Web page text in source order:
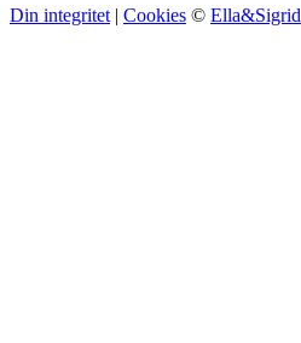
Din integritet | Cookies © Ella&Sigrid